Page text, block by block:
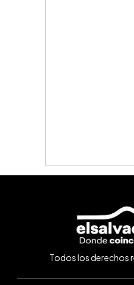
Todos los derechos